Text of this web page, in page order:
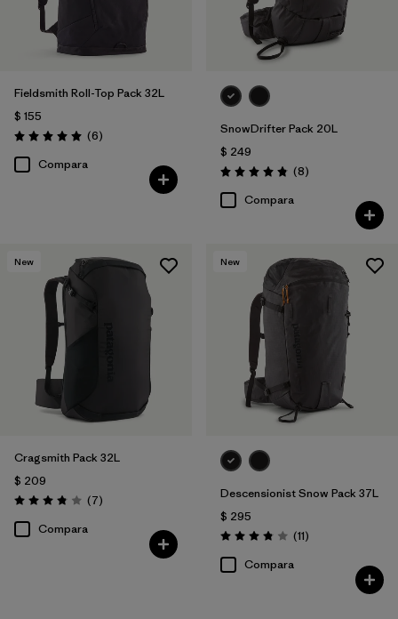
Fieldsmith Roll-Top Pack 32L
$ 155
Valoración: 5.0 / 5
(6Comentarios
)
Compara
SnowDrifter Pack 20L
$ 249
Valoración: 4.9 / 5
(8Comentarios
)
Compara
New
Cragsmith Pack 32L
$ 209
Valoración: 3.9 / 5
(7Comentarios
)
Compara
New
Descensionist Snow Pack 37L
$ 295
Valoración: 3.8 / 5
(11Comentarios
)
Compara